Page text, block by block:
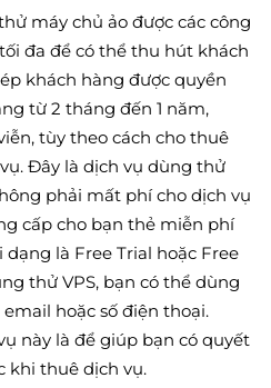
máy chủ ảo được các công
đa để có thể thu hút khách
khách hàng được quyền
từ 2 tháng đến 1 năm,
tùy theo cách cho thuê
Đây là dịch vụ dùng thử
phải mất phí cho dịch vụ
cấp cho bạn thẻ miễn phí
là Free Trial hoặc Free
thử VPS, bạn có thể dùng
hoặc số điện thoại.
này là để giúp bạn có quyết
khi thuê dịch vụ.